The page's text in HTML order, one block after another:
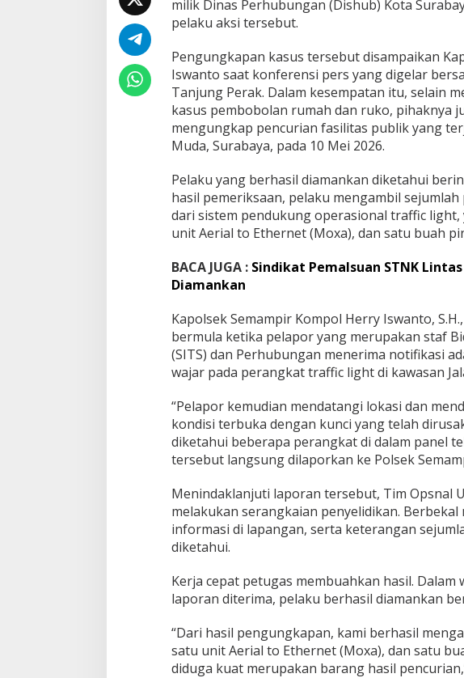
P
e
u
r
i
a
n
P
e
a
n
k
a
T
r
i
c
L
i
t
milik Dinas Perhubungan (Dishub) Kota
pelaku aksi tersebut.
Pengungkapan kasus tersebut disampaikan
Iswanto saat konferensi pers yang digelar
Tanjung Perak. Dalam kesempatan itu, selain
kasus pembobolan rumah dan ruko, pihaknya
mengungkap pencurian fasilitas publik yang
Muda, Surabaya, pada 10 Mei 2026.
Pelaku yang berhasil diamankan diketahui
hasil pemeriksaan, pelaku mengambil
dari sistem pendukung operasional traffic light,
unit Aerial to Ethernet (Moxa), dan satu buah
BACA JUGA : Sindikat Pemalsuan STNK
Diamankan
Kapolsek Semampir Kompol Herry Iswanto,
bermula ketika pelapor yang merupakan staf
(SITS) dan Perhubungan menerima notifikasi
wajar pada perangkat traffic light di kawasan
“Pelapor kemudian mendatangi lokasi dan
kondisi terbuka dengan kunci yang telah
diketahui beberapa perangkat di dalam panel
tersebut langsung dilaporkan ke Polsek
Menindaklanjuti laporan tersebut, Tim Opsnal
melakukan serangkaian penyelidikan. Berbekal
informasi di lapangan, serta keterangan
diketahui.
Kerja cepat petugas membuahkan hasil.
laporan diterima, pelaku berhasil diamankan
“Dari hasil pengungkapan, kami berhasil
satu unit Aerial to Ethernet (Moxa), dan satu
diduga kuat merupakan barang hasil